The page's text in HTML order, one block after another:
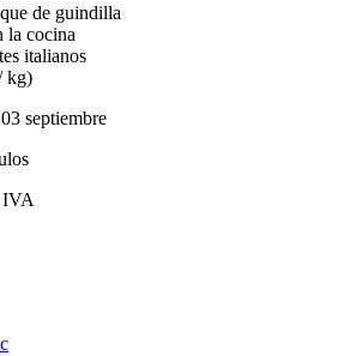
de guindilla
la cocina
italianos
kg)
septiembre
IVA